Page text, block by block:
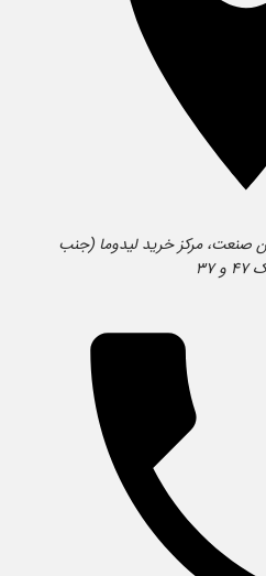
صنعت، مرکز خرید لیدوما (جنب
۳۷